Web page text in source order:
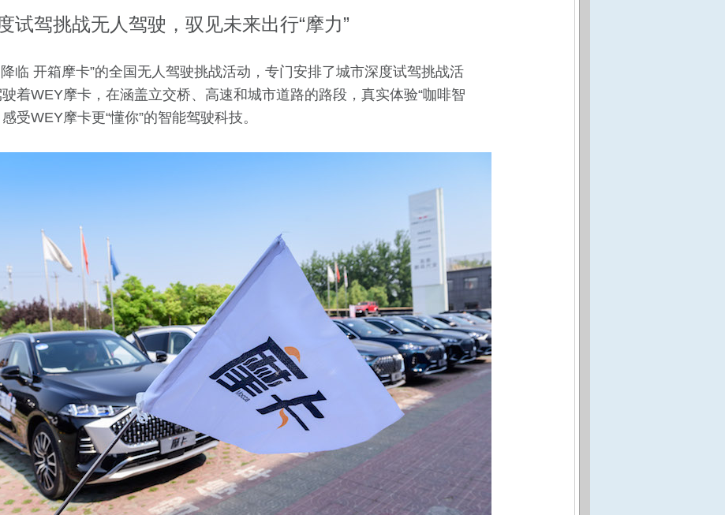
试驾挑战无人驾驶，驭见未来出行“摩力”
临 开箱摩卡”的全国无人驾驶挑战活动，专门安排了城市深度试驾挑战活
着WEY摩卡，在涵盖立交桥、高速和城市道路的路段，真实体验“咖啡智
感受WEY摩卡更“懂你”的智能驾驶科技。